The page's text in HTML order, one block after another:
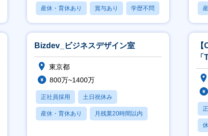
産休・育休あり 賞与あり 学歴不問
Bizdev_ビジネスデザイン室
東京都
800万~1400万
正社員採用 土日祝休み
産休・育休あり 月残業20時間以内
歓